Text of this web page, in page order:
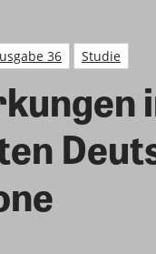
36 Studie